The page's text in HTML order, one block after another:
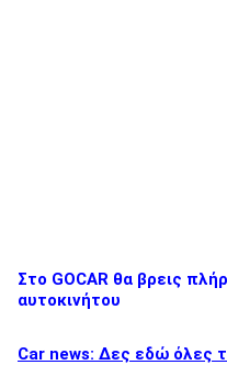
Στο GOCAR θα βρεις
αυτοκινήτου
Car news: Δες εδώ όλες